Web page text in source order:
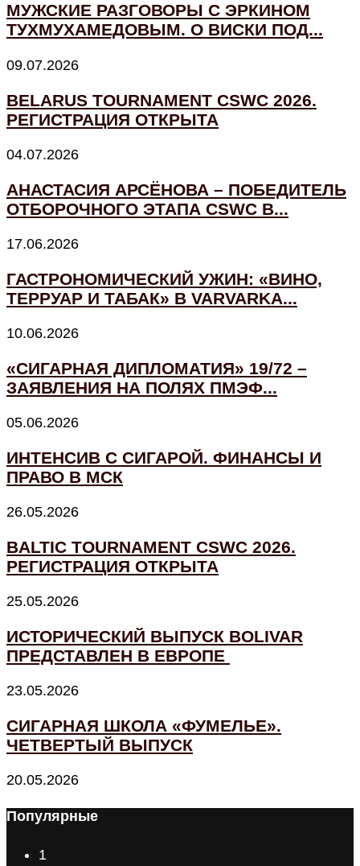
МУЖСКИЕ РАЗГОВОРЫ С ЭРКИНОМ
ТУХМУХАМЕДОВЫМ. О ВИСКИ ПОД...
09.07.2026
BELARUS TOURNAMENT CSWC 2026.
РЕГИСТРАЦИЯ ОТКРЫТА
04.07.2026
АНАСТАСИЯ АРСЁНОВА – ПОБЕДИТЕЛЬ
ОТБОРОЧНОГО ЭТАПА CSWC В...
17.06.2026
ГАСТРОНОМИЧЕСКИЙ УЖИН: «ВИНО,
ТЕРРУАР И ТАБАК» В VARVARKA...
10.06.2026
«СИГАРНАЯ ДИПЛОМАТИЯ» 19/72 –
ЗАЯВЛЕНИЯ НА ПОЛЯХ ПМЭФ...
05.06.2026
ИНТЕНСИВ С СИГАРОЙ. ФИНАНСЫ И
ПРАВО В МСК
26.05.2026
BALTIC TOURNAMENT CSWC 2026.
РЕГИСТРАЦИЯ ОТКРЫТА
25.05.2026
ИСТОРИЧЕСКИЙ ВЫПУСК BOLIVAR
ПРЕДСТАВЛЕН В ЕВРОПЕ
23.05.2026
СИГАРНАЯ ШКОЛА «ФУМЕЛЬЕ».
ЧЕТВЕРТЫЙ ВЫПУСК
20.05.2026
Популярные
1